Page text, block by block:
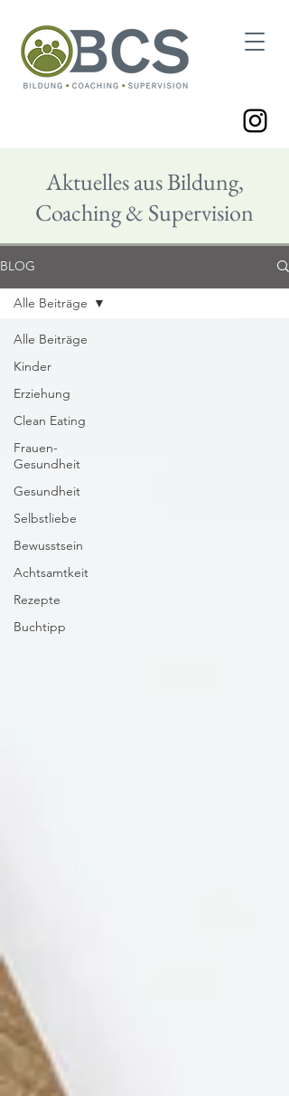
BLOG
Alle Beiträge
Kinder
Erziehung
Clean Eating
Frauen-
Gesundheit
Gesundheit
Selbstliebe
Bewusstsein
Achtsamtkeit
Rezepte
Buchtipp
Alle Beiträge
Aktuelles aus Bildung,
Coaching & Supervision